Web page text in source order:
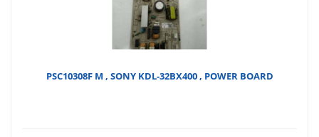
PSC10308F M , SONY KDL-32BX400 , POWER BOARD